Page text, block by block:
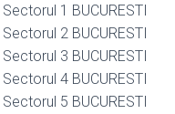
1 BUCURESTI
2 BUCURESTI
3 BUCURESTI
4 BUCURESTI
5 BUCURESTI